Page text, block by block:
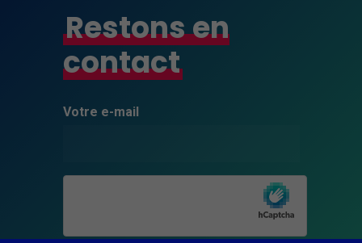
Restons en
contact
Votre e-mail
sont
nécessaires au
fonctionnement
du site Web.